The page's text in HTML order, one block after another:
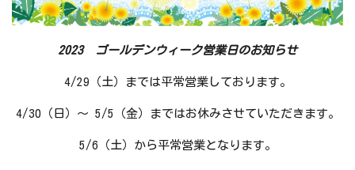
2023 ゴールデンウィーク営業日のお知らせ
4/29（土）までは平常営業しております。
4/30（日）～ 5/5（金）まではお休みさせていただきます。
5/6（土）から平常営業となります。